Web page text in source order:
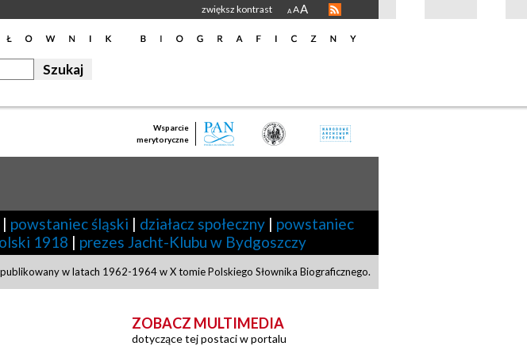
zwiększ kontrast A AA
Wsparcie
merytoryczne
| powstaniec śląski | działacz społeczny | powstaniec
1918 | prezes Jacht-Klubu w Bydgoszczy
w latach 1962-1964 w X tomie Polskiego Słownika Biograficznego.
ZOBACZ MULTIMEDIA
dotyczące tej postaci w portalu